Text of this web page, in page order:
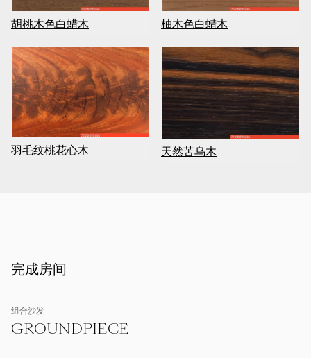
胡桃木色白蜡木 柚木色白蜡木
羽毛纹桃花心木 天然苦乌木
完成房间
组合沙发
GROUNDPIECE